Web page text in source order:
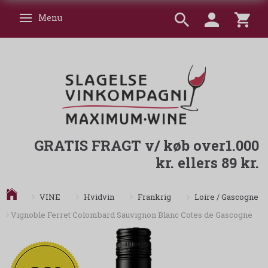
Skifte navigation
Menu
GRATIS FRAGT v/ køb over1.000
kr. ellers 89 kr.
VINE Hvidvin Frankrig
Loire / Gascogne
Vignoble Ferret Colombard Sauvignon Blanc Cotes de Gascogne